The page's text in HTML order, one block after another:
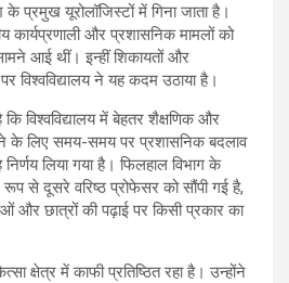
यूरोलॉजिस्टों में गिना जाता है।
कार्यप्रणाली और प्रशासनिक मामलों को
आई थीं। इन्हीं शिकायतों और
विश्वविद्यालय ने यह कदम उठाया है।
विश्वविद्यालय में बेहतर शैक्षणिक और
के लिए समय-समय पर प्रशासनिक बदलाव
लिया गया है। फिलहाल विभाग के
से दूसरे वरिष्ठ प्रोफेसर को सौंपी गई है,
और छात्रों की पढ़ाई पर किसी प्रकार का
क्षेत्र में काफी प्रतिष्ठित रहा है। उन्होंने